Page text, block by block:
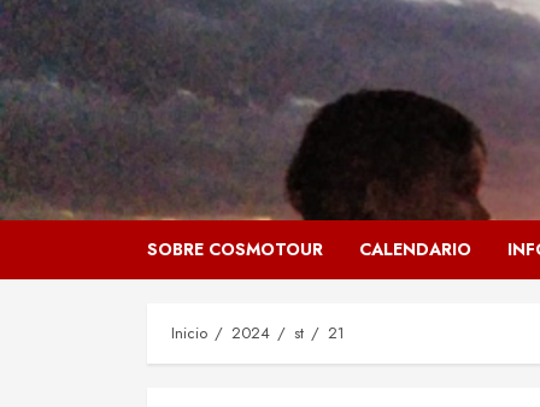
Saltar
al
contenido
SOBRE COSMOTOUR CALENDARIO
Inicio 2024 st 21